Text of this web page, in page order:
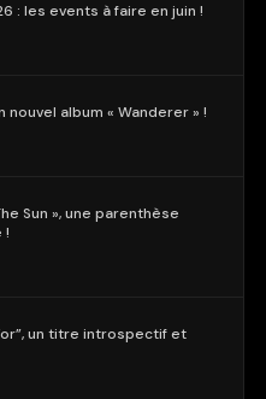
: les events à faire en juin !
album « Wanderer » !
Sun », une parenthèse
!
un titre introspectif et